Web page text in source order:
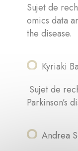
Sujet de
omics data
the disease.
Kyriaki
Sujet de
Parkinson’s
Andrea